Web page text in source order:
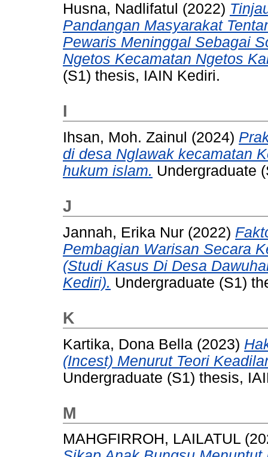
Husna, Nadlifatul (2022)
Pandangan Masyarakat
Pewaris Meninggal Sebagai
Ngetos Kecamatan Ngetos
(S1) thesis, IAIN Kediri.
I
Ihsan, Moh. Zainul (2024)
di desa Nglawak kecamatan
hukum islam. Undergraduate
J
Jannah, Erika Nur (2022)
Pembagian Warisan Secara
(Studi Kasus Di Desa
Kediri). Undergraduate (S1)
K
Kartika, Dona Bella (2023)
(Incest) Menurut Teori
Undergraduate (S1) thesis,
M
MAHGFIRROH, LAILATUL